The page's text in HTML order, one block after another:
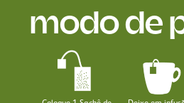
modo de